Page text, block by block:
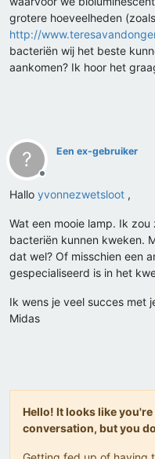
grotere hoeveelheden
http://
bacteriën wij het beste
aankomen? Ik hoor het
?
Offline
Een ex-gebruiker
Hallo yvonnezwetsloot ,
Wat een mooie lamp. Ik
bacteriën kunnen kweken.
dat wel? Of misschien een
gespecialiseerd is in het
Ik wens je veel succes met
Midas
Hello! It looks like
conversation, but you